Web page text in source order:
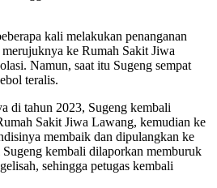
kali melakukan penanganan
ke Rumah Sakit Jiwa
Namun, saat itu Sugeng sempat
teralis.
di tahun 2023, Sugeng kembali
Sakit Jiwa Lawang, kemudian ke
membaik dan dipulangkan ke
kembali dilaporkan memburuk
sehingga petugas kembali